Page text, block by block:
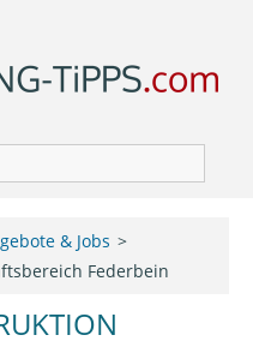
& Jobs
Federbein